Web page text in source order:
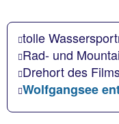
tolle
Rad- und
Drehort des
Wolfgangsee